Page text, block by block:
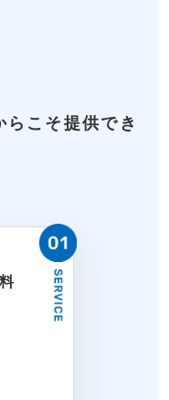
こそ提供でき